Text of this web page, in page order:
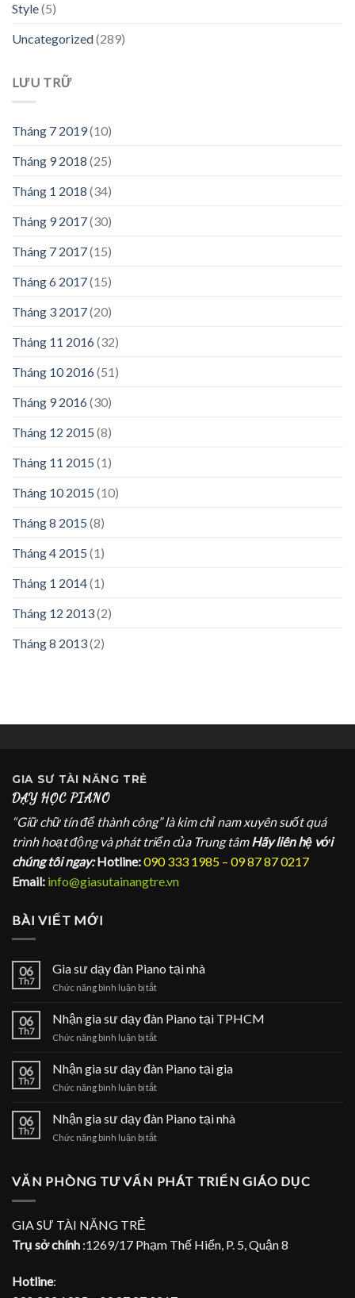
Style(5)
Uncategorized(289)
LƯU TRỮ
Tháng 7 2019(10)
Tháng 9 2018 (25)
Tháng 1 2018 (34)
Tháng 9 2017(30)
Tháng 7 2017(15)
Tháng 6 2017(15)
Tháng 3 2017(20)
Tháng 11 2016(32)
Tháng 10 2016(51)
Tháng 9 2016(30)
Tháng 12 2015 (8)
Tháng 11 2015 (1)
Tháng 10 2015 (10)
Tháng 8 2015 (8)
Tháng 4 2015 (1)
Tháng 1 2014(1)
Tháng 12 2013(2)
Tháng 8 2013(2)
GIA SƯ TÀI NĂNG TRẺ
DẠY HỌC PIANO
“Giữ chữ tín để thành công” là kim chỉ nam xuyên suốt quá
trình hoạt động và phát triển của Trung tâm Hãy liên hệ với
chúng tôi ngay: Hotline:090 333 1985 – 09 87 87 0217
Email: info@giasutainangtre.vn
BÀI VIẾT MỚI
06
Th7
Gia sư dạy đàn Piano tại nhà
Chức năng bình luận bị tắtở
đàn
tại
06
Th7
Nhận gia sư dạy đàn Piano tại TPHCM
Chức năng bình luận bị tắtở
gia
dạy
Piano
06
Th7
Nhận gia sư dạy đàn Piano tại gia
Chức năng bình luận bị tắtở
gia
dạy
tại
06
Th7
Nhận gia sư dạy đàn Piano tại nhà
Chức năng bình luận bị tắtở
sư
nhà
VĂN PHÒNG TƯ VẤN PHÁT TRIỂN GIÁO DỤC
GIA SƯ TÀI NĂNG TRẺ
Trụ sở chính :1269/17 Phạm Thế Hiển, P. 5, Quận 8
Hotline: